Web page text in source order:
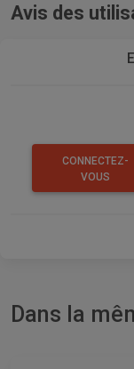
Avis des
CONNECTEZ-
VOUS
Dans la